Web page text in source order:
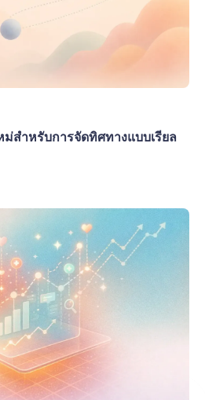
สำหรับการจัดทิศทางแบบเรียล